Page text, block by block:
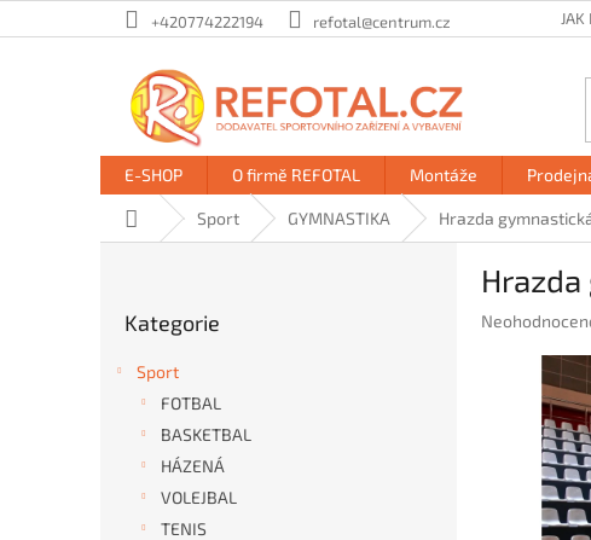
na
+420774222194 refotal@centrum.cz
E-SHOP O firmě REFOTAL Montáže
Domů Sport GYMNASTIKA Hrazda
kategorie
Kategorie
Sport
FOTBAL
BASKETBAL
HÁZENÁ
VOLEJBAL
TENIS
Průměrné
produktu
hvězdiček.